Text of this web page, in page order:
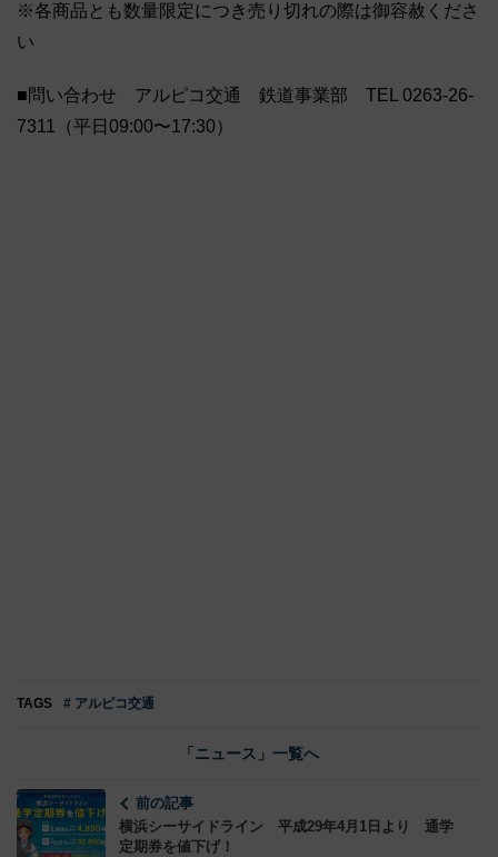
※各商品とも数量限定につき売り切れの際は御容赦くださ
い
■問い合わせ アルピコ交通 鉄道事業部 TEL 0263-26-
7311（平日09:00〜17:30）
TAGS # アルピコ交通
「ニュース」一覧へ
前の記事
横浜シーサイドライン 平成29年4月1日より 通学
定期券を値下げ！